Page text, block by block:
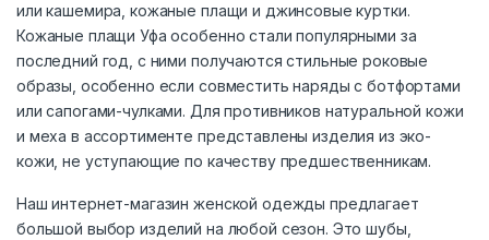
или кашемира, кожаные плащи и джинсовые куртки.
Кожаные плащи Уфа особенно стали популярными за
последний год, с ними получаются стильные роковые
образы, особенно если совместить наряды с ботфортами
или сапогами-чулками. Для противников натуральной кожи
и меха в ассортименте представлены изделия из эко-
кожи, не уступающие по качеству предшественникам.
Наш интернет-магазин женской одежды предлагает
большой выбор изделий на любой сезон. Это шубы,